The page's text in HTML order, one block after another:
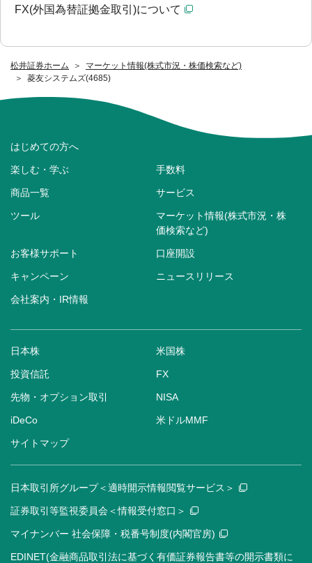
松井証券ホーム
マーケット情報(株式市況・株価検索など)
菱友システムズ(4685)
FX(外国為替証拠金取引)について
はじめての方へ
楽しむ・学ぶ 手数料
商品一覧 サービス
ツール
マーケット情報(株式市況・株
価検索など)
お客様サポート 口座開設
キャンペーン ニュースリリース
会社案内・IR情報
日本株 米国株
投資信託 FX
先物・オプション取引 NISA
iDeCo 米ドルMMF
サイトマップ
日本取引所グループ＜適時開示情報閲覧サービス＞
証券取引等監視委員会＜情報受付窓口＞
マイナンバー 社会保障・税番号制度(内閣官房)
EDINET(金融商品取引法に基づく有価証券報告書等の開示書類に